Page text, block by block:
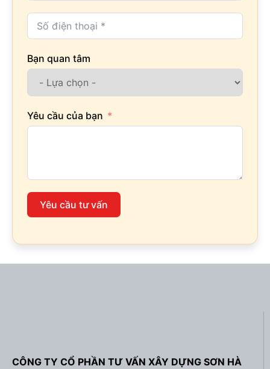
Bạn quan tâm
Yêu cầu của bạn
Yêu cầu tư vấn
CÔNG TY CỔ PHẦN TƯ VẤN XÂY DỰNG SƠN HÀ